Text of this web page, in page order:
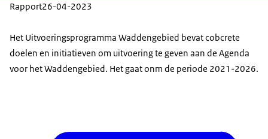
Rapport26-04-2023
Het Uitvoeringsprogramma Waddengebied bevat cobcrete
doelen en initiatieven om uitvoering te geven aan de Agenda
voor het Waddengebied. Het gaat onm de periode 2021-2026.